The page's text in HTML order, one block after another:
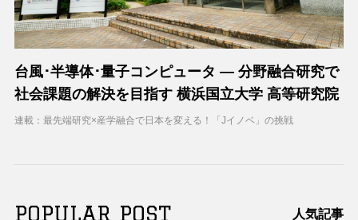
台風･半導体･量子コンピュータ ― 分野融合研究で
社会課題の解決を目指す 横浜国立大学 高等研究院
連載：最先端研究×産学融合で日本を変える！「Jイノベ」の挑戦
POPULAR POST 人気記事